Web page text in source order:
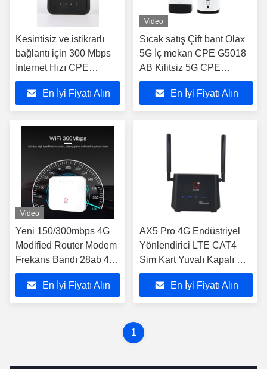
Kesintisiz ve istikrarlı
bağlantı için 300 Mbps
İnternet Hızı CPE
Kablosuz Yönlendirici
En İyi Fiyatı Alın
Video
Sıcak satış Çift bant Olax
5G İç mekan CPE G5018
AB Kilitsiz 5G CPE
Yönlendiricisi Mobil
Kablosuz Modem CPE
SIM Kartlı Kablosuz
En İyi Fiyatı Alın
Video
Yeni 150/300mbps 4G
Modified Router Modem
Frekans Bandı 28ab 4G
LTE Wifi Router
En İyi Fiyatı Alın
AX5 Pro 4G Endüstriyel
Yönlendirici LTE CAT4
Sim Kart Yuvalı Kapalı Wifi
Yönlendirici
En İyi Fiyatı Alın
1